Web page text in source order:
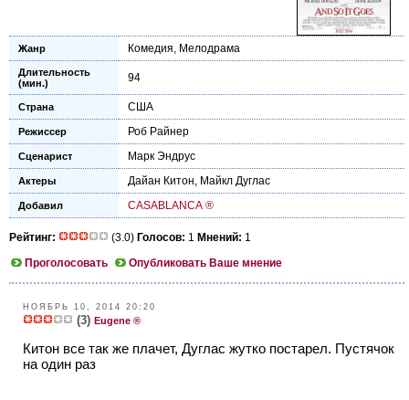
Жанр Комедия, Мелодрама
Длительность
(мин.)
94
Страна США
Режиссер Роб Райнер
Сценарист Марк Эндрус
Актеры Дайан Китон, Майкл Дуглас
Добавил CASABLANCA ®
Рейтинг: (3.0) Голосов: 1 Мнений: 1
Проголосовать
Опубликовать Ваше мнение
НОЯБРЬ 10, 2014 20:20
(3) Eugene ®
Китон все так же плачет, Дуглас жутко постарел. Пустячок
на один раз